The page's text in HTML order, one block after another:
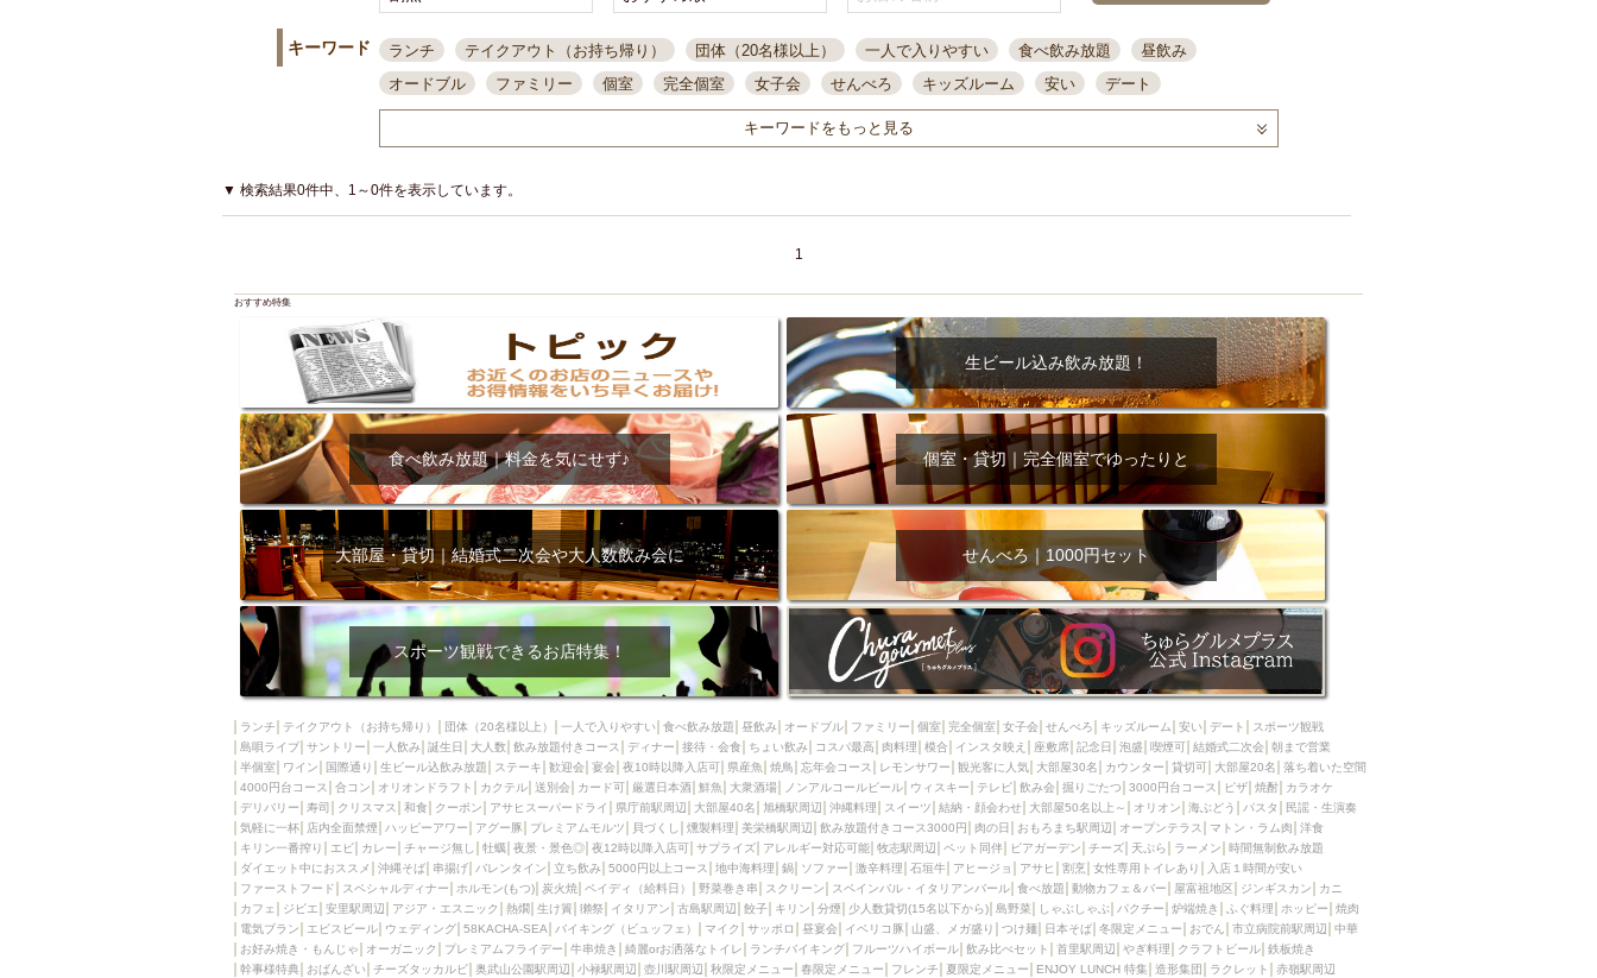
キーワード ランチ テイクアウト（お持ち帰り） 団体（20名様以上） 一人で入りやすい 食べ飲み放題
昼飲み
オードブル
ファミリー 個室 完全個室 女子会 せんべろ キッズルーム 安い
デート
一人飲み 誕生日 大人数
接待・会食
ちょい飲み コスパ最高 肉料理 模合 インスタ映え 座敷席 記念日 泡盛
喫煙可
結婚式二次会
夜10時以降入店可
県産魚 焼鳥 忘年会コース レモンサワー 観光客に人気 大部屋30名
カウンター
4000円台コース
デリバリー 寿司 クリスマス 和食
クーポン
アサヒスーパードライ
県庁前駅周辺 旭橋駅周辺 沖縄料理 スイーツ
結納・顔会わせ
大部屋50名以上～
オリオン 海ぶどう 民謡・生演奏 気軽に一杯
店内全面禁煙
ハッピーアワー
アグー豚 プレミアムモルツ 貝づくし 燻製料理
美栄橋駅周辺
飲み放題付きコース3000円
肉の日 おもろまち駅周辺 オープンテラス マトン・ラム肉
洋食
キリン一番搾り
エビ カレー チャージ無し 牡蠣 夜景・景色◎ 夜12時以降入店可
サプライズ
アレルギー対応可能
牧志駅周辺 ペット同伴 ビアガーデン 天ぷら
時間無制飲み放題
ダイエット中におススメ
沖縄そば 串揚げ バレンタイン 立ち飲み 5000円以上コース 地中海料理
鍋
ソファー
激辛料理 石垣牛 アヒージョ アサヒ 割烹 女性専用トイレあり
入店１時間が安い
ファーストフード
スペシャルディナー ホルモン(もつ) 炭火焼 ペイディ（給料日）
野菜巻き串
スクリーン
スペインバル・イタリアンバール 食べ放題 動物カフェ＆バー 屋富祖地区
ジンギスカン
カニ
カフェ ジビエ 安里駅周辺 アジア・エスニック 熱燗 生け簀 獺祭 イタリアン
古島駅周辺
分煙 少人数貸切(15名以下から) しゃぶしゃぶ パクチー 炉端焼き
ふぐ料理
ホッピー
焼肉 電気ブラン エビスビール ウェディング 58KACHA-SEA
バイキング（ビュッフェ）
マイク
サッポロ 昼宴会 イベリコ豚 山盛、メガ盛り つけ麺 日本そば 冬限定メニュー
おでん
市立病院前駅周辺
中華 お好み焼き・もんじゃ オーガニック プレミアムフライデー
牛串焼き
綺麗orお洒落なトイレ
ランチバイキング フルーツハイボール 飲み比べセット 首里駅周辺
やぎ料理
クラフトビール
鉄板焼き 幹事様特典 おばんざい チーズタッカルビ 奥武山公園駅周辺
小禄駅周辺
壺川駅周辺
秋限定メニュー 春限定メニュー フレンチ 夏限定メニュー ENJOY LUNCH 特集
造形集団
ラクレット
赤嶺駅周辺 シードル 那覇空港駅周辺 儀保駅周辺
キーワードをもっと見る
▼ 検索結果0件中、1～0件を表示しています。
1
おすすめ特集
生ビール込み飲み放題！
食べ飲み放題｜料金を気にせず♪ 個室・貸切｜完全個室でゆったりと
大部屋・貸切｜結婚式二次会や大人数飲み会に せんべろ｜1000円セット
スポーツ観戦できるお店特集！
ランチ テイクアウト（お持ち帰り） 団体（20名様以上） 一人で入りやすい 食べ飲み放題 昼飲み オードブル ファミリー 個室 完全個室 女子会 せんべろ キッズルーム 安い デート
スポーツ観戦
島唄ライブ サントリー 一人飲み 誕生日 大人数 飲み放題付きコース ディナー 接待・会食 ちょい飲み コスパ最高 肉料理 模合 インスタ映え 座敷席 記念日 泡盛 喫煙可 結婚式二次会 朝まで営業
半個室
ワイン 国際通り 生ビール込飲み放題 ステーキ 歓迎会 宴会 夜10時以降入店可 県産魚 焼鳥 忘年会コース レモンサワー 観光客に人気 大部屋30名 カウンター 貸切可 大部屋20名
落ち着いた空間
4000円台コース
合コン オリオンドラフト カクテル 送別会 カード可 厳選日本酒 鮮魚 大衆酒場 ノンアルコールビール ウィスキー テレビ 飲み会 掘りごたつ 3000円台コース ピザ 焼酎
カラオケ
デリバリー
寿司 クリスマス 和食 クーポン アサヒスーパードライ 県庁前駅周辺 大部屋40名 旭橋駅周辺 沖縄料理 スイーツ 結納・顔会わせ 大部屋50名以上～ オリオン 海ぶどう パスタ
民謡・生演奏
気軽に一杯
店内全面禁煙 ハッピーアワー アグー豚 プレミアムモルツ 貝づくし 燻製料理 美栄橋駅周辺 飲み放題付きコース3000円 肉の日 おもろまち駅周辺 オープンテラス マトン・ラム肉
洋食
キリン一番搾り
エビ カレー チャージ無し 牡蠣 夜景・景色◎ 夜12時以降入店可 サプライズ アレルギー対応可能 牧志駅周辺 ペット同伴 ビアガーデン チーズ 天ぷら ラーメン
時間無制飲み放題
ダイエット中におススメ
沖縄そば 串揚げ バレンタイン 立ち飲み 5000円以上コース 地中海料理 鍋 ソファー 激辛料理 石垣牛 アヒージョ アサヒ 割烹 女性専用トイレあり
入店１時間が安い
ファーストフード
スペシャルディナー ホルモン(もつ) 炭火焼 ペイディ（給料日） 野菜巻き串 スクリーン スペインバル・イタリアンバール 食べ放題 動物カフェ＆バー 屋富祖地区 ジンギスカン
カニ
カフェ
ジビエ 安里駅周辺 アジア・エスニック 熱燗 生け簀 獺祭 イタリアン 古島駅周辺 餃子 キリン 分煙 少人数貸切(15名以下から) 島野菜 しゃぶしゃぶ パクチー 炉端焼き ふぐ料理 ホッピー
焼肉
電気ブラン
エビスビール ウェディング 58KACHA-SEA バイキング（ビュッフェ） マイク サッポロ 昼宴会 イベリコ豚 山盛、メガ盛り つけ麺 日本そば 冬限定メニュー おでん 市立病院前駅周辺
中華
お好み焼き・もんじゃ
オーガニック プレミアムフライデー 牛串焼き 綺麗orお洒落なトイレ ランチバイキング フルーツハイボール 飲み比べセット 首里駅周辺 やぎ料理 クラフトビール 鉄板焼き
幹事様特典
おばんざい チーズタッカルビ 奥武山公園駅周辺 小禄駅周辺 壺川駅周辺 秋限定メニュー 春限定メニュー フレンチ 夏限定メニュー ENJOY LUNCH 特集 造形集団 ラクレット 赤嶺駅周辺